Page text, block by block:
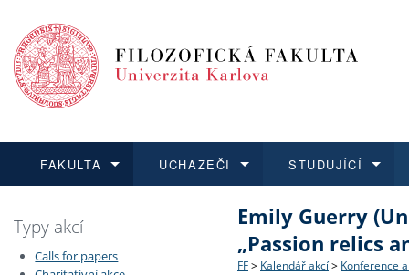
FAKULTA
Dozvědět se více
Struktura a historie
Strategie a další
UCHAZEČI
Podat přihlášku
Co studovat a jak se
Učitelské studijní
STUDUJÍCÍ
Dozvědět se více
Bakalářské a magisterské
Doktorské studium
Dozvědět se více
O vědě a výzkumu na FF
Akademické kvalifikace
Dozvědět se více
Aktuální nabídky a
Vyjíždějící studenti
Typy akcí
Calls for papers
Emily Guerry
„Passion relics
FF > Kalendář akcí > Konference